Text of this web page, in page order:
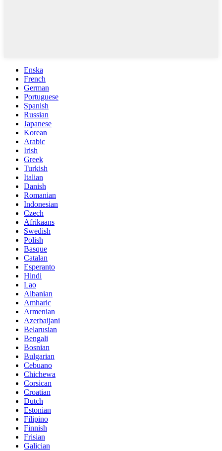
Enska
French
German
Portuguese
Spanish
Russian
Japanese
Korean
Arabic
Irish
Greek
Turkish
Italian
Danish
Romanian
Indonesian
Czech
Afrikaans
Swedish
Polish
Basque
Catalan
Esperanto
Hindi
Lao
Albanian
Amharic
Armenian
Azerbaijani
Belarusian
Bengali
Bosnian
Bulgarian
Cebuano
Chichewa
Corsican
Croatian
Dutch
Estonian
Filipino
Finnish
Frisian
Galician